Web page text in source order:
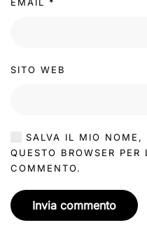
SITO WEB
SALVA IL MIO NOME,
QUESTO BROWSER
COMMENTO.
Invia commento